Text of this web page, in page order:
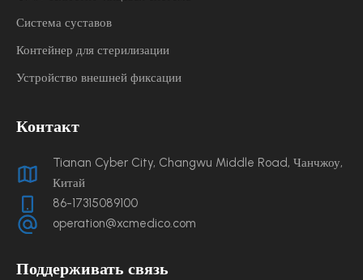
Система суставов
Контейнер для стерилизации
Устройство внешней фиксации
Контакт
Tianan Cyber ​​City, Changwu Middle Road, Чанчжоу,
Китай
86-17315089100
operation@xcmedico.com
Поддерживать связь